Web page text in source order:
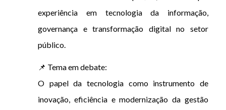
experiência em tecnologia da informação,
governança e transformação digital no setor
público.
📌 Tema em debate:
O papel da tecnologia como instrumento de
inovação, eficiência e modernização da gestão